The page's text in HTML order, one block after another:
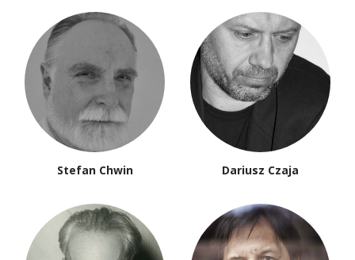
Stefan Chwin Dariusz Czaja